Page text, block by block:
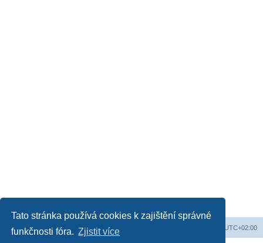
Tato stránka používá cookies k zajištění správné
funkčnosti fóra. Zjistit více
Web Obsah fóra UTC+02:00